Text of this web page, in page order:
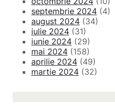
septembrie 2024 (4)
august 2024 (34)
iulie 2024 (31)
iunie 2024 (29)
mai 2024 (158)
aprilie 2024 (49)
martie 2024 (32)